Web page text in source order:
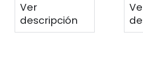
Ver
descripción